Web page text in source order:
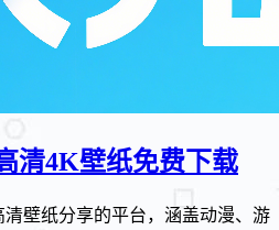
清4K壁纸免费下载
壁纸分享的平台，涵盖动漫、游